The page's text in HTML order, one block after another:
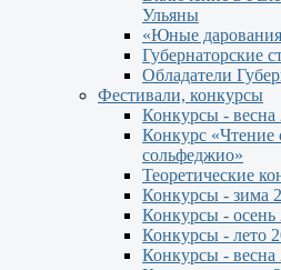
Ульяны
«Юные дарования
Губернаторские
Обладатели
Фестивали, конкурсы
Конкурсы - весна
Конкурс «Чтение
сольфеджио»
Теоретические
Конкурсы - зима
Конкурсы - осень
Конкурсы - лето
Конкурсы - весна